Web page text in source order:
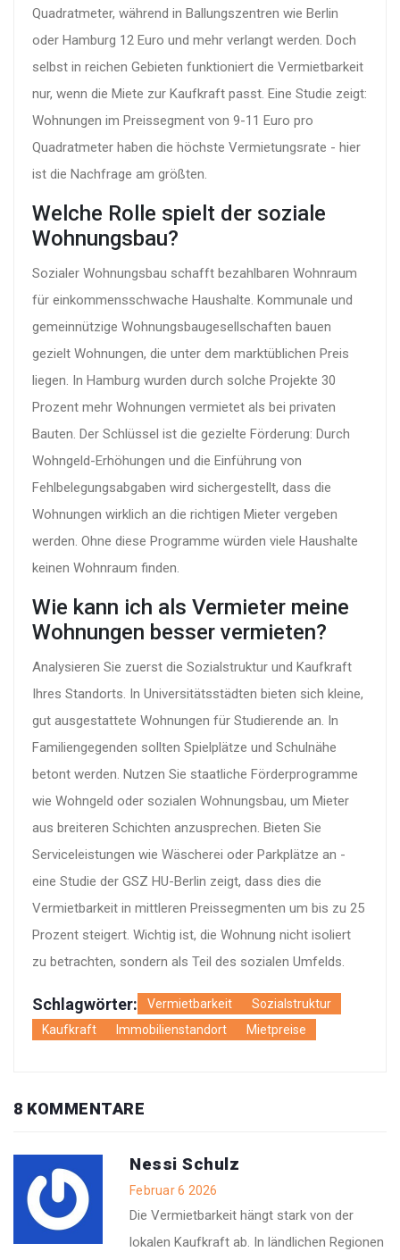
Quadratmeter, während in Ballungszentren wie Berlin
oder Hamburg 12 Euro und mehr verlangt werden. Doch
selbst in reichen Gebieten funktioniert die Vermietbarkeit
nur, wenn die Miete zur Kaufkraft passt. Eine Studie zeigt:
Wohnungen im Preissegment von 9-11 Euro pro
Quadratmeter haben die höchste Vermietungsrate - hier
ist die Nachfrage am größten.
Welche Rolle spielt der soziale
Wohnungsbau?
Sozialer Wohnungsbau schafft bezahlbaren Wohnraum
für einkommensschwache Haushalte. Kommunale und
gemeinnützige Wohnungsbaugesellschaften bauen
gezielt Wohnungen, die unter dem marktüblichen Preis
liegen. In Hamburg wurden durch solche Projekte 30
Prozent mehr Wohnungen vermietet als bei privaten
Bauten. Der Schlüssel ist die gezielte Förderung: Durch
Wohngeld-Erhöhungen und die Einführung von
Fehlbelegungsabgaben wird sichergestellt, dass die
Wohnungen wirklich an die richtigen Mieter vergeben
werden. Ohne diese Programme würden viele Haushalte
keinen Wohnraum finden.
Wie kann ich als Vermieter meine
Wohnungen besser vermieten?
Analysieren Sie zuerst die Sozialstruktur und Kaufkraft
Ihres Standorts. In Universitätsstädten bieten sich kleine,
gut ausgestattete Wohnungen für Studierende an. In
Familiengegenden sollten Spielplätze und Schulnähe
betont werden. Nutzen Sie staatliche Förderprogramme
wie Wohngeld oder sozialen Wohnungsbau, um Mieter
aus breiteren Schichten anzusprechen. Bieten Sie
Serviceleistungen wie Wäscherei oder Parkplätze an -
eine Studie der GSZ HU-Berlin zeigt, dass dies die
Vermietbarkeit in mittleren Preissegmenten um bis zu 25
Prozent steigert. Wichtig ist, die Wohnung nicht isoliert
zu betrachten, sondern als Teil des sozialen Umfelds.
Schlagwörter: Vermietbarkeit
Sozialstruktur
Kaufkraft
Immobilienstandort Mietpreise
8 KOMMENTARE
Nessi Schulz
Februar 6 2026
Die Vermietbarkeit hängt stark von der
lokalen Kaufkraft ab. In ländlichen Regionen